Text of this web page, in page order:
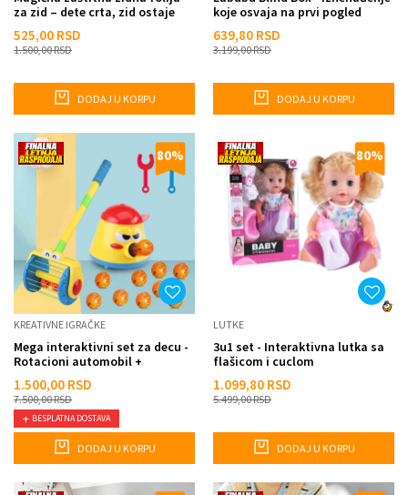
za zid – dete crta, zid ostaje
525,00 RSD
1.500,00RSD
DODAJ U KORPU
koje osvaja na prvi pogled
639,80 RSD
3.199,00RSD
DODAJ U KORPU
80%
KREATIVNE IGRAČKE
Mega interaktivni set za decu -
Rotacioni automobil +
1.500,00 RSD
7.500,00RSD
BESPLATNA DOSTAVA
DODAJ U KORPU
80%
LUTKE
3u1 set - Interaktivna lutka sa
flašicom i cuclom
1.099,80 RSD
5.499,00RSD
DODAJ U KORPU